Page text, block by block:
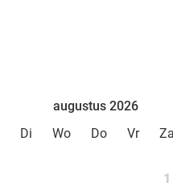
augustus 2026
Di Wo Do Vr Za
1